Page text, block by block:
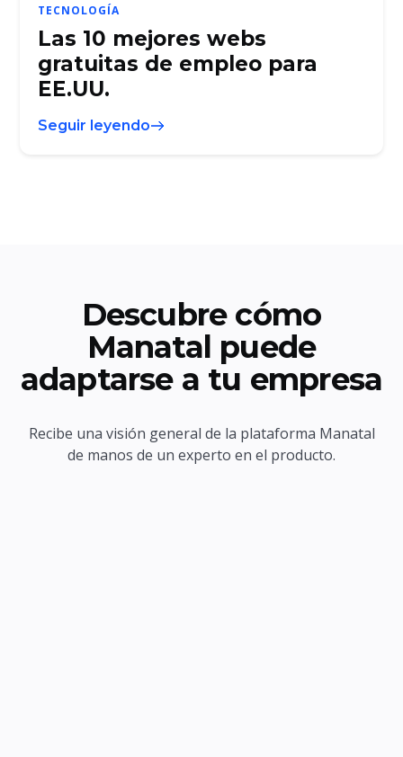
TECNOLOGÍA
Las 10 mejores webs
gratuitas de empleo para
EE.UU.
Seguir leyendo
Descubre cómo
Manatal puede
adaptarse a tu empresa
Recibe una visión general de la plataforma Manatal
de manos de un experto en el producto.